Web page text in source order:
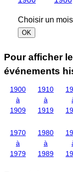
Choisir un
Pour afficher
événements
1900
à
1909
1910
à
1919
1970
à
1979
1980
à
1989